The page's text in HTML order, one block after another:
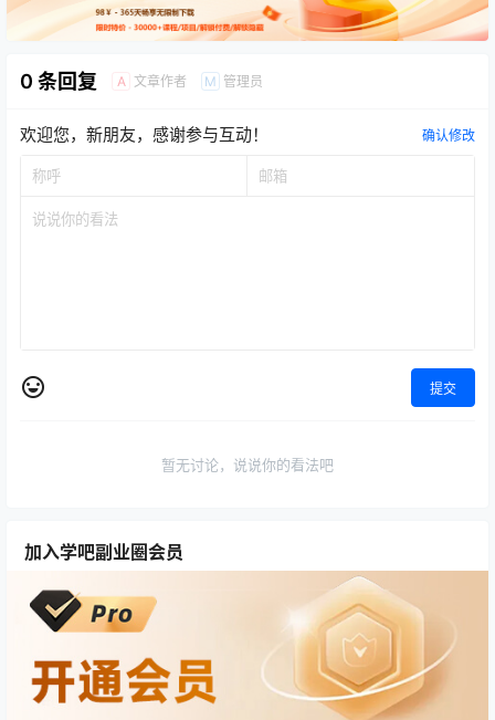
0 条回复 A 文章作者 M 管理员
欢迎您，新朋友，感谢参与互动！ 确认修改
提交
暂无讨论，说说你的看法吧
加入学吧副业圈会员